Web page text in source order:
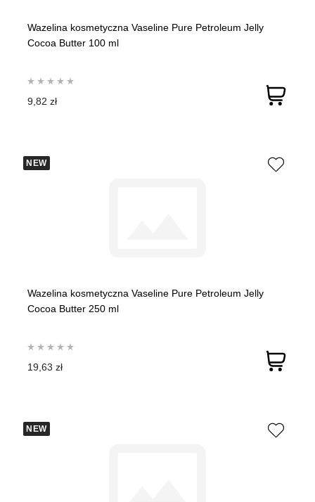
Wazelina kosmetyczna Vaseline Pure Petroleum Jelly
Cocoa Butter 100 ml
9,82 zł
NEW
Wazelina kosmetyczna Vaseline Pure Petroleum Jelly
Cocoa Butter 250 ml
19,63 zł
NEW